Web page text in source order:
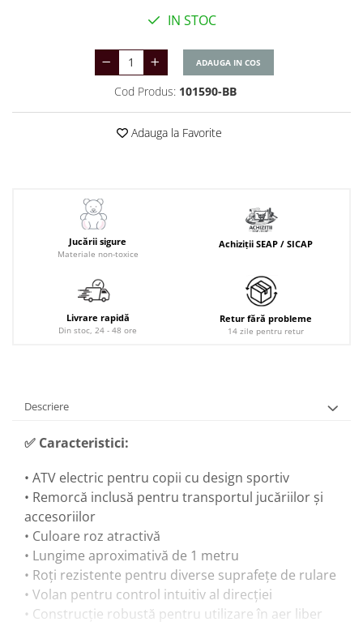
IN STOC
ADAUGA IN COS
Cod Produs: 101590-BB
Adauga la Favorite
Jucării sigure
Materiale non-toxice
Achiziții SEAP / SICAP
Livrare rapidă
Din stoc, 24 - 48 ore
Retur fără probleme
14 zile pentru retur
Descriere
✅ Caracteristici:
• ATV electric pentru copii cu design sportiv
• Remorcă inclusă pentru transportul jucăriilor și
accesoriilor
• Culoare roz atractivă
• Lungime aproximativă de 1 metru
• Roți rezistente pentru diverse suprafețe de rulare
• Volan pentru control intuitiv al direcției
• Construcție robustă pentru utilizare în aer liber